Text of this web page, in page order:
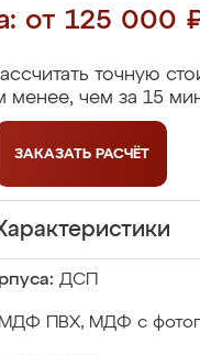
от 125 000
точную
менее, чем за 15
ЗАКАЗАТЬ РАСЧЁТ
ДСП
ПВХ, МДФ с